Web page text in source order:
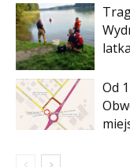
latka
Od